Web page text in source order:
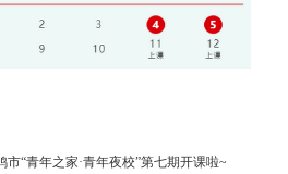
“青年之家·青年夜校”第七期开课啦~